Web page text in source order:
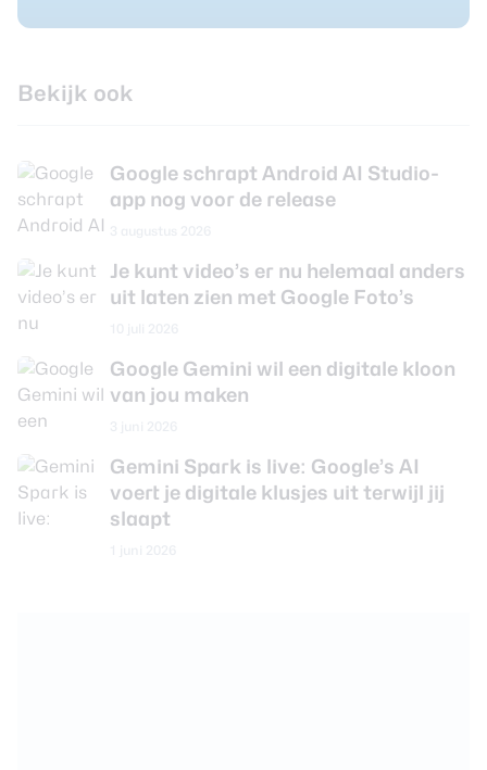
Bekijk ook
Google schrapt Android AI Studio-
app nog voor de release
Je kunt video’s er nu helemaal anders
uit laten zien met Google Foto’s
Google Gemini wil een digitale kloon
van jou maken
Gemini Spark is live: Google’s AI
voert je digitale klusjes uit terwijl jij
slaapt